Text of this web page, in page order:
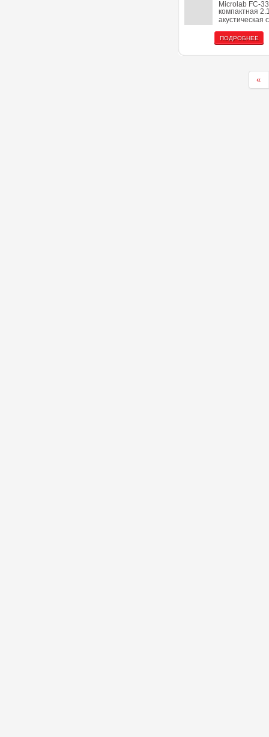
Microlab FC-
компактная
акустическая
ПОДРОБНЕЕ
«